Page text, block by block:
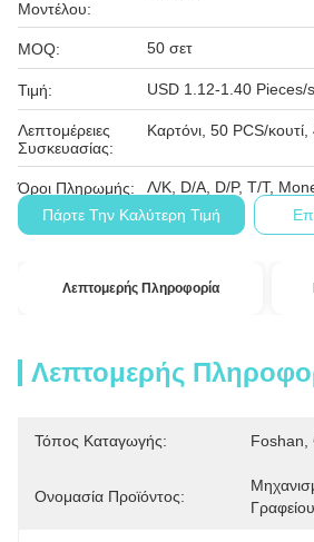
Μοντέλου:
MOQ: 50 σετ
Τιμή: USD 1.12-1.40 Pieces/
Λεπτομέρειες
Συσκευασίας:
Καρτόνι, 50 PCS/
Όροι Πληρωμής:
Λ/Κ, D/A, D/P, T/T,
Πάρτε Την Καλύτερη Τιμή
Λεπτομερής Πληροφορία
Λεπτομερής
Τόπος Καταγωγής: Foshan,
Ονομασία Προϊόντος:
Γραφείου